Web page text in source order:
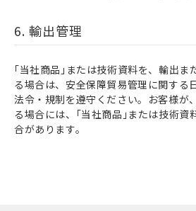
6. 輸出管理
｢当社商品｣または技術資料を、輸出ま
る場合は、安全保障貿易管理に関する
法令・規制を遵守ください。お客様が
る場合には、｢当社商品｣または技術資
合があります。